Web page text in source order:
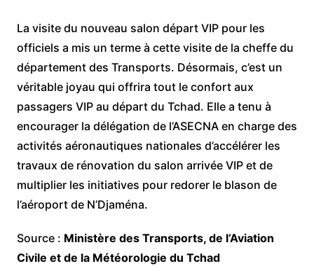
La visite du nouveau salon départ VIP pour les
officiels a mis un terme à cette visite de la cheffe du
département des Transports. Désormais, c’est un
véritable joyau qui offrira tout le confort aux
passagers VIP au départ du Tchad. Elle a tenu à
encourager la délégation de l’ASECNA en charge des
activités aéronautiques nationales d’accélérer les
travaux de rénovation du salon arrivée VIP et de
multiplier les initiatives pour redorer le blason de
l’aéroport de N’Djaména.
Source : Ministère des Transports, de l’Aviation
Civile et de la Météorologie du Tchad